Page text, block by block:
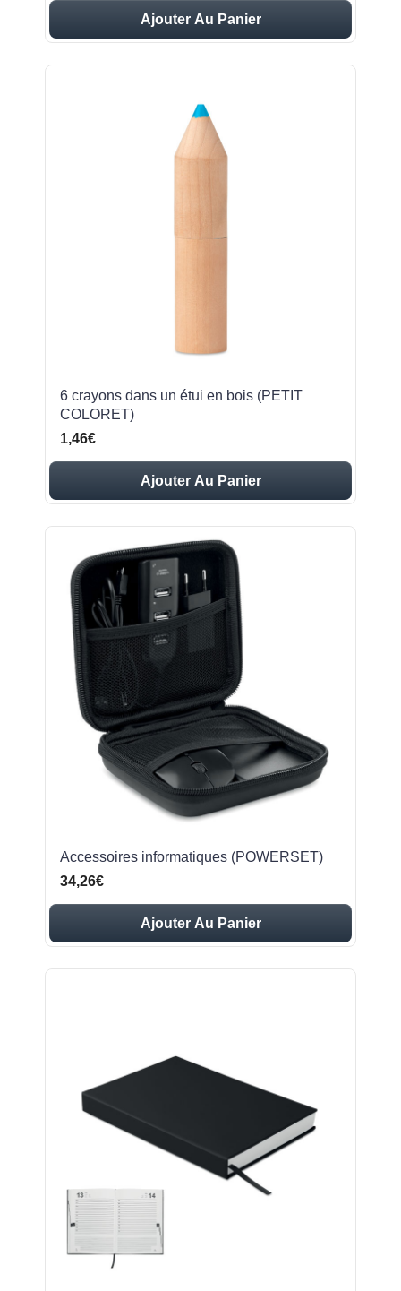
Ajouter Au Panier
6 crayons dans un étui en bois (PETIT
COLORET)
1,46€
Ajouter Au Panier
Accessoires informatiques (POWERSET)
34,26€
Ajouter Au Panier